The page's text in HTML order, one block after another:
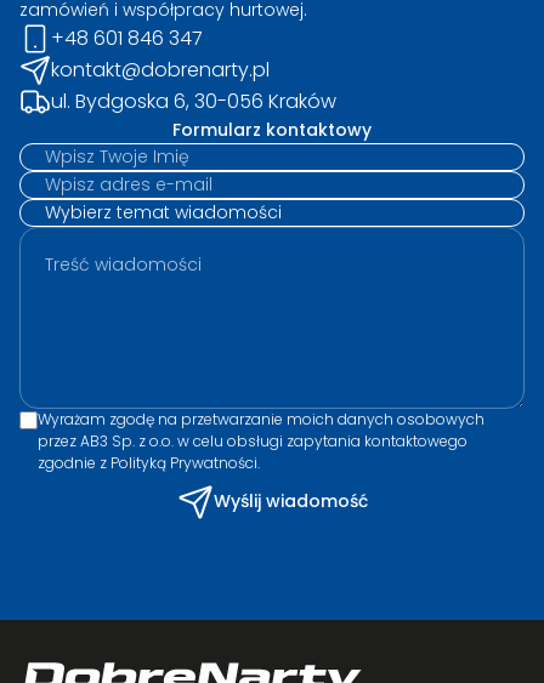
zamówień i współpracy hurtowej.
+48 601 846 347
kontakt@dobrenarty.pl
ul. Bydgoska 6, 30-056 Kraków
Formularz kontaktowy
Wyrażam zgodę na przetwarzanie moich danych osobowych
przez AB3 Sp. z o.o. w celu obsługi zapytania kontaktowego
zgodnie z Polityką Prywatności.
Wyślij wiadomość